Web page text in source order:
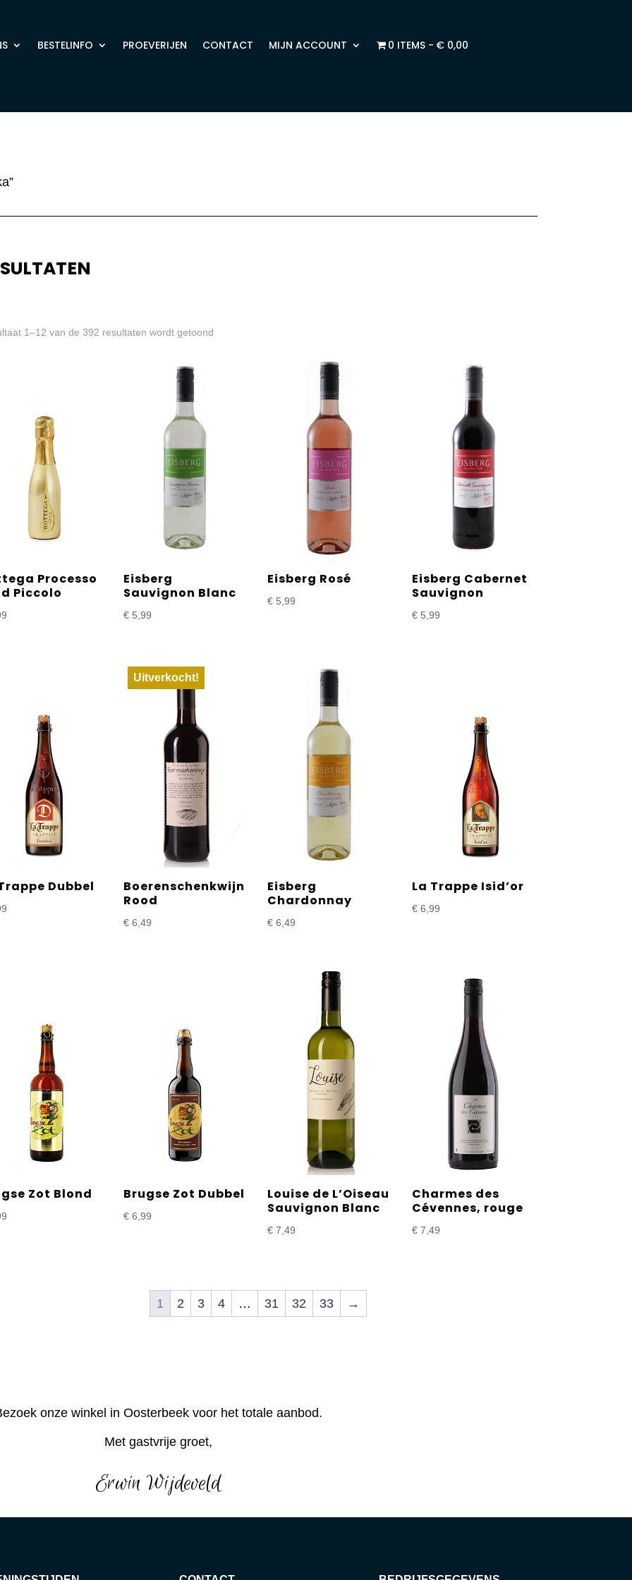
BESTELINFO PROEVERIJEN CONTACT MIJN ACCOUNT 0 ITEMS € 0,00
1–12 van de 392 resultaten wordt getoondGesorteerd
Processo
Piccolo
Eisberg
Sauvignon Blanc
€5,99
Eisberg Rosé
€ 5,99
Eisberg Cabernet
Sauvignon
€5,99
Dubbel
Uitverkocht!
Boerenschenkwijn
Rood
€6,49
Eisberg
Chardonnay
€ 6,49
La Trappe Isid’or
€6,99
Zot Blond Brugse Zot Dubbel
€6,99
Louise de L’Oiseau
Sauvignon Blanc
€ 7,49
Charmes des
Cévennes, rouge
€7,49
1 2 3 4 … 31 32 33 →
onze winkel in Oosterbeek voor het totale aanbod.
Met gastvrije groet,
Erwin Wijdeveld